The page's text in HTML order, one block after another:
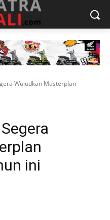
Wujudkan Masterplan
ini